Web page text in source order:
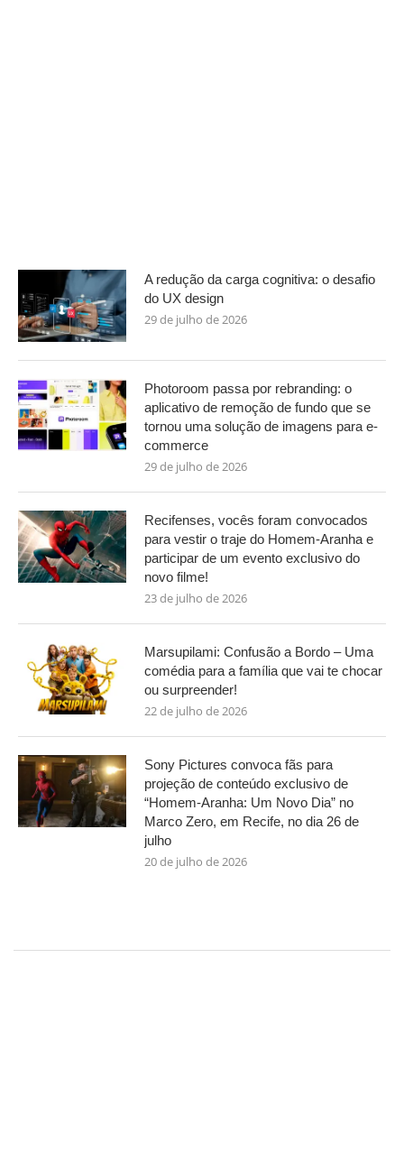
A redução da carga cognitiva: o desafio
do UX design
29 de julho de 2026
Photoroom passa por rebranding: o
aplicativo de remoção de fundo que se
tornou uma solução de imagens para e-
commerce
29 de julho de 2026
Recifenses, vocês foram convocados
para vestir o traje do Homem-Aranha e
participar de um evento exclusivo do
novo filme!
23 de julho de 2026
Marsupilami: Confusão a Bordo – Uma
comédia para a família que vai te chocar
ou surpreender!
22 de julho de 2026
Sony Pictures convoca fãs para
projeção de conteúdo exclusivo de
“Homem-Aranha: Um Novo Dia” no
Marco Zero, em Recife, no dia 26 de
julho
20 de julho de 2026